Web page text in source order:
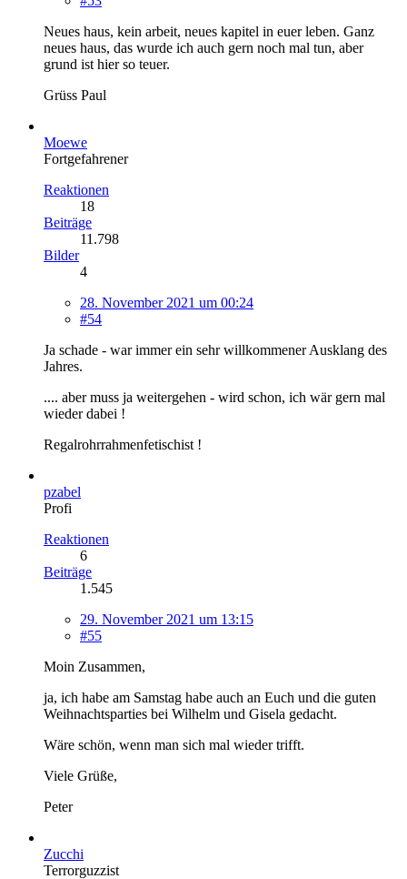
Neues haus, kein arbeit, neues kapitel in euer leben. Ganz
neues haus, das wurde ich auch gern noch mal tun, aber
grund ist hier so teuer.
Grüss Paul
Moewe
Fortgefahrener
Reaktionen
18
Beiträge
11.798
Bilder
4
28. November 2021 um 00:24
#54
Ja schade - war immer ein sehr willkommener Ausklang des
Jahres.
.... aber muss ja weitergehen - wird schon, ich wär gern mal
wieder dabei !
Regalrohrrahmenfetischist !
pzabel
Profi
Reaktionen
6
Beiträge
1.545
29. November 2021 um 13:15
#55
Moin Zusammen,
ja, ich habe am Samstag habe auch an Euch und die guten
Weihnachtsparties bei Wilhelm und Gisela gedacht.
Wäre schön, wenn man sich mal wieder trifft.
Viele Grüße,
Peter
Zucchi
Terrorguzzist